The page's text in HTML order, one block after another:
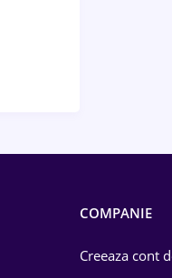
COMPANIE
Creeaza cont